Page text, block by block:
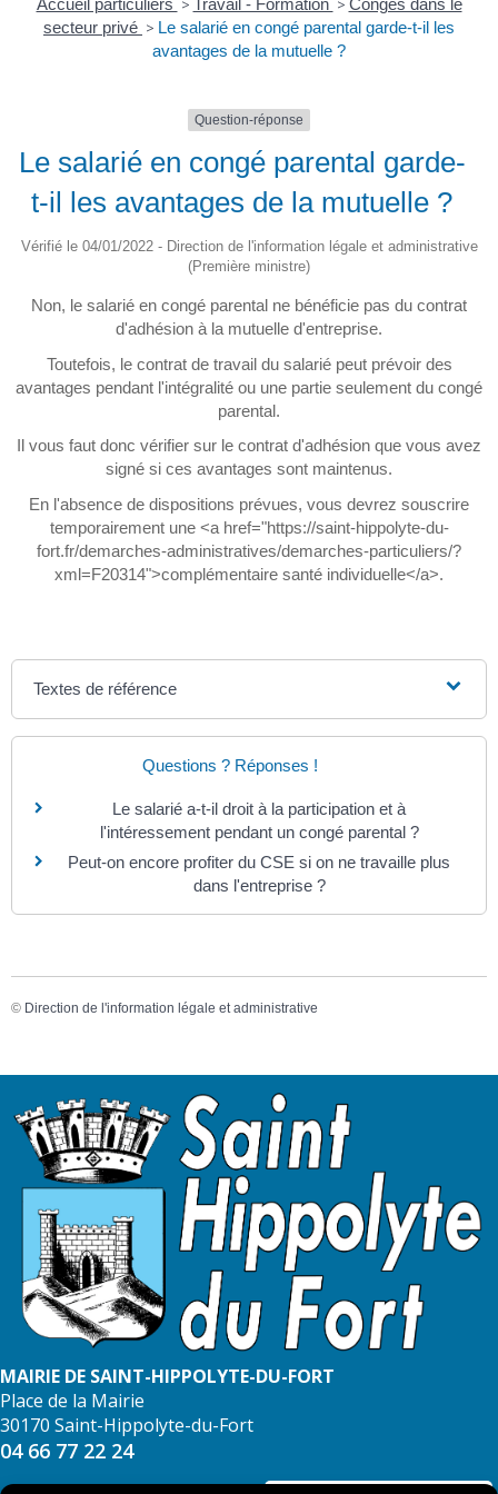
Accueil particuliers > Travail - Formation > Congés dans le
secteur privé > Le salarié en congé parental garde-t-il les
avantages de la mutuelle ?
Question-réponse
Le salarié en congé parental garde-
t-il les avantages de la mutuelle ?
Vérifié le 04/01/2022 - Direction de l'information légale et administrative
(Première ministre)
Non, le salarié en congé parental ne bénéficie pas du contrat
d'adhésion à la mutuelle d'entreprise.
Toutefois, le contrat de travail du salarié peut prévoir des
avantages pendant l'intégralité ou une partie seulement du congé
parental.
Il vous faut donc vérifier sur le contrat d'adhésion que vous avez
signé si ces avantages sont maintenus.
En l'absence de dispositions prévues, vous devrez souscrire
temporairement une <a href="https://saint-hippolyte-du-
fort.fr/demarches-administratives/demarches-particuliers/?
xml=F20314">complémentaire santé individuelle</a>.
Textes de référence
Questions ? Réponses !
Le salarié a-t-il droit à la participation et à
l'intéressement pendant un congé parental ?
Peut-on encore profiter du CSE si on ne travaille plus
dans l'entreprise ?
© Direction de l'information légale et administrative
MAIRIE DE SAINT-HIPPOLYTE-DU-FORT
Place de la Mairie
30170 Saint-Hippolyte-du-Fort
04 66 77 22 24